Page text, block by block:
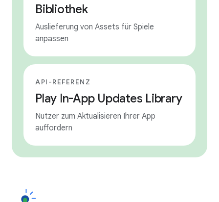
Bibliothek
Auslieferung von Assets für Spiele
anpassen
API-REFERENZ
Play In-App Updates Library
Nutzer zum Aktualisieren Ihrer App
auffordern